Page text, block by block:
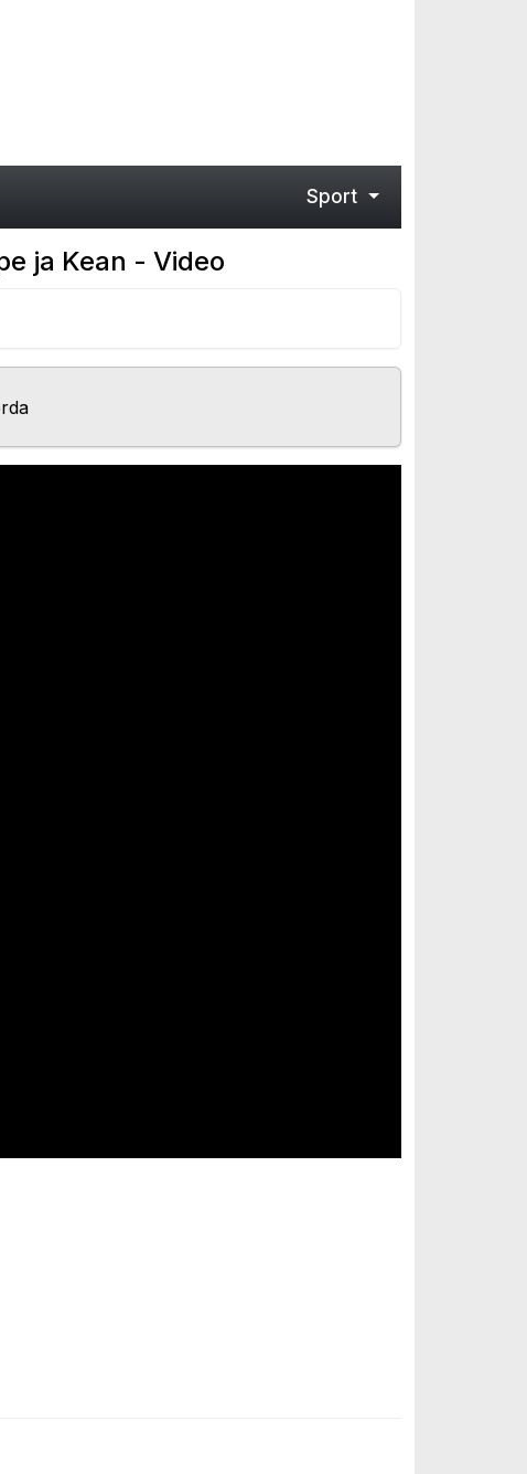
Sport
ja Kean - Video